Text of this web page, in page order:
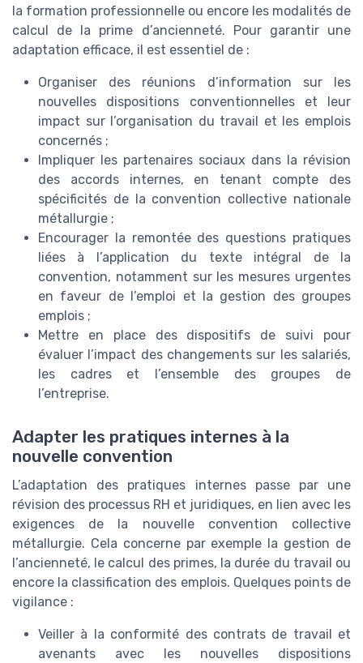
la formation professionnelle ou encore les modalités de
calcul de la prime d’ancienneté. Pour garantir une
adaptation efficace, il est essentiel de :
Organiser des réunions d’information sur les
nouvelles dispositions conventionnelles et leur
impact sur l’organisation du travail et les emplois
concernés ;
Impliquer les partenaires sociaux dans la révision
des accords internes, en tenant compte des
spécificités de la convention collective nationale
métallurgie ;
Encourager la remontée des questions pratiques
liées à l’application du texte intégral de la
convention, notamment sur les mesures urgentes
en faveur de l’emploi et la gestion des groupes
emplois ;
Mettre en place des dispositifs de suivi pour
évaluer l’impact des changements sur les salariés,
les cadres et l’ensemble des groupes de
l’entreprise.
Adapter les pratiques internes à la
nouvelle convention
L’adaptation des pratiques internes passe par une
révision des processus RH et juridiques, en lien avec les
exigences de la nouvelle convention collective
métallurgie. Cela concerne par exemple la gestion de
l’ancienneté, le calcul des primes, la durée du travail ou
encore la classification des emplois. Quelques points de
vigilance :
Veiller à la conformité des contrats de travail et
avenants avec les nouvelles dispositions